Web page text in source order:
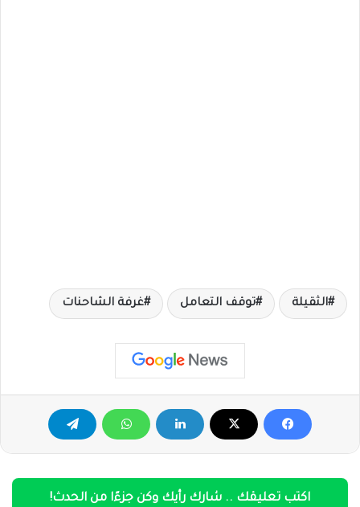
الثقيلة توقف التعامل غرفة الشاحنات
اكتب تعليقك .. شارك رأيك وكن جزءًا من الحدث!